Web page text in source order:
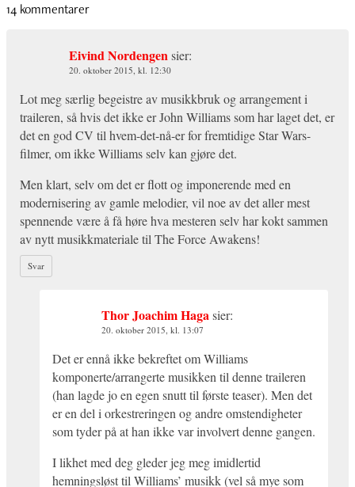
14 kommentarer
Eivind Nordengensier:
20. oktober 2015, kl. 12:30
Lot meg særlig begeistre av musikkbruk og arrangement i
traileren, så hvis det ikke er John Williams som har laget det, er
det en god CV til hvem-det-nå-er for fremtidige Star Wars-
filmer, om ikke Williams selv kan gjøre det.
Men klart, selv om det er flott og imponerende med en
modernisering av gamle melodier, vil noe av det aller mest
spennende være å få høre hva mesteren selv har kokt sammen
av nytt musikkmateriale til The Force Awakens!
Svar
Thor Joachim Hagasier:
20. oktober 2015, kl. 13:07
Det er ennå ikke bekreftet om Williams
komponerte/arrangerte musikken til denne traileren
(han lagde jo en egen snutt til første teaser). Men det
er en del i orkestreringen og andre omstendigheter
som tyder på at han ikke var involvert denne gangen.
I likhet med deg gleder jeg meg imidlertid
hemningsløst til Williams’ musikk (vel så mye som